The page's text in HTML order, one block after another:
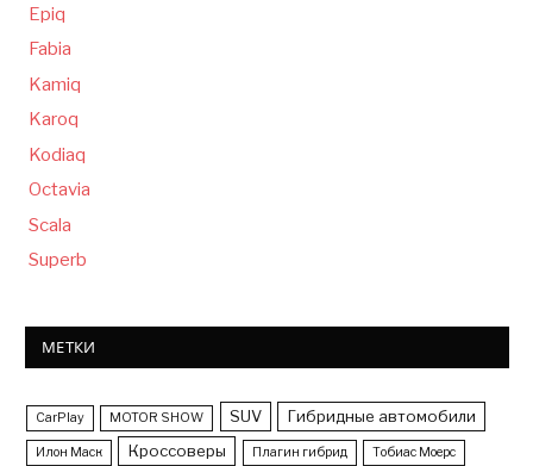
Epiq
Fabia
Kamiq
Karoq
Kodiaq
Octavia
Scala
Superb
МЕТКИ
CarPlay MOTOR SHOW SUV Гибридные автомобили
Илон Маск Кроссоверы Плагин гибрид Тобиас Моерс